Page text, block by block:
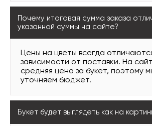
Почему итоговая сумма заказа
указанной суммы на сайте?
Цены на цветы всегда
зависимости от поставки. На
средняя цена за букет, поэтому
уточняем бюджет.
Букет будет выглядеть как на